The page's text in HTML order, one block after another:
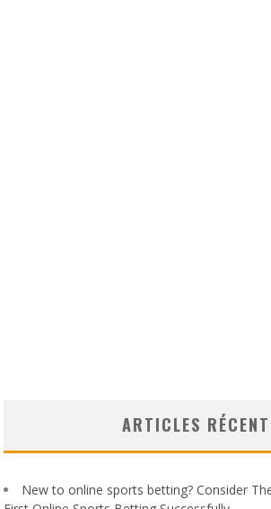
ARTICLES
New to online sports betting? Consider